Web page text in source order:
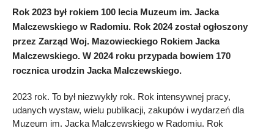
Rok 2023 był rokiem 100 lecia Muzeum im. Jacka
Malczewskiego w Radomiu. Rok 2024 został ogłoszony
przez Zarząd Woj. Mazowieckiego Rokiem Jacka
Malczewskiego. W 2024 roku przypada bowiem 170
rocznica urodzin Jacka Malczewskiego.
2023 rok. To był niezwykły rok. Rok intensywnej pracy,
udanych wystaw, wielu publikacji, zakupów i wydarzeń dla
Muzeum im. Jacka Malczewskiego w Radomiu. Rok